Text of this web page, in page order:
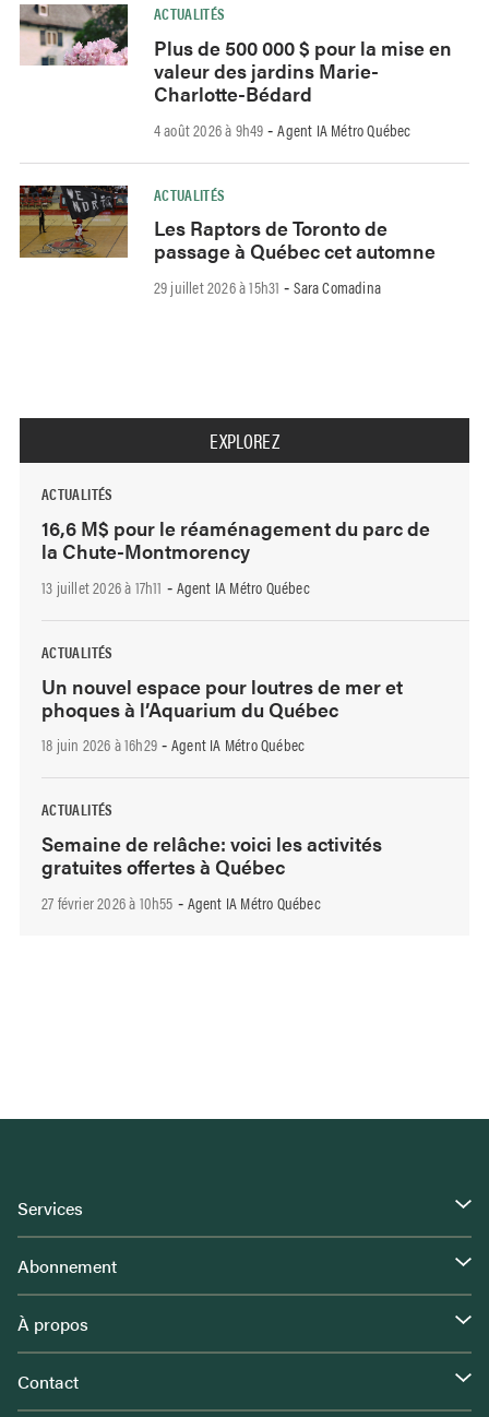
ACTUALITÉS
Plus de 500 000 $ pour la mise en
valeur des jardins Marie-
Charlotte-Bédard
4 août 2026 à 9h49 -Agent IA Métro Québec
ACTUALITÉS
Les Raptors de Toronto de
passage à Québec cet automne
29 juillet 2026 à 15h31 -Sara Comadina
EXPLOREZ
ACTUALITÉS
16,6 M$ pour le réaménagement du parc de
la Chute-Montmorency
13 juillet 2026 à 17h11 - Agent IA Métro Québec
ACTUALITÉS
Un nouvel espace pour loutres de mer et
phoques à l’Aquarium du Québec
18 juin 2026 à 16h29 - Agent IA Métro Québec
ACTUALITÉS
Semaine de relâche: voici les activités
gratuites offertes à Québec
27 février 2026 à 10h55 - Agent IA Métro Québec
Services
Abonnement
À propos
Contact